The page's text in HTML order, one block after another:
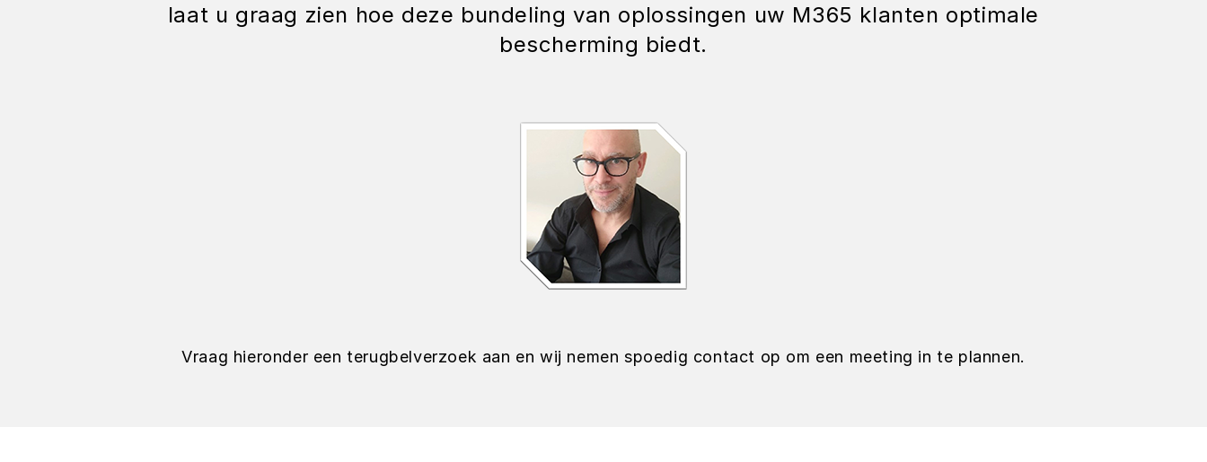
laat u graag zien hoe deze bundeling van oplossingen uw M365 klanten optimale
bescherming biedt.
Vraag hieronder een terugbelverzoek aan en wij nemen spoedig contact op om een meeting in te plannen.